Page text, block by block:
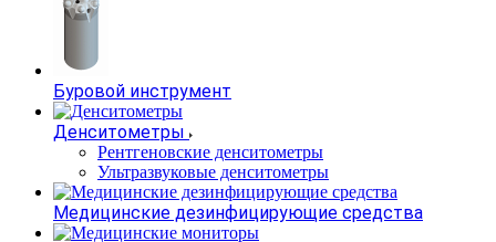
Буровой инструмент
Денситометры
Рентгеновские денситометры
Ультразвуковые денситометры
Медицинские дезинфицирующие средства